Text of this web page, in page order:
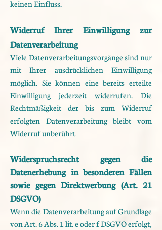
keinen Einfluss.
Widerruf Ihrer Einwilligung zur
Datenverarbeitung
Viele Datenverarbeitungsvorgänge sind nur
mit Ihrer ausdrücklichen Einwilligung
möglich. Sie können einebereits erteilte
Einwilligung jederzeit widerrufen. Die
Rechtmäßigkeit der bis zum Widerruf
erfolgten Datenverarbeitung bleibt vom
Widerruf unberührt
Widerspruchsrecht gegen die
Datenerhebung in besonderen Fällen
sowie gegen Direktwerbung (Art. 21
DSGVO)
Wenn die Datenverarbeitung auf Grundlage
von Art. 6 Abs. 1 lit. e oder f DSGVO erfolgt,